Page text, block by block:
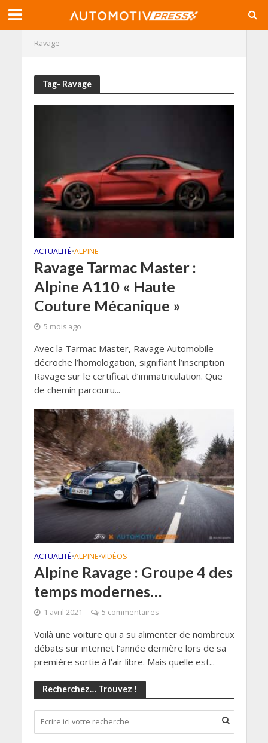
Ravage
Tag- Ravage
ACTUALITÉ•ALPINE
Ravage Tarmac Master :
Alpine A110 « Haute
Couture Mécanique »
5 mois ago
Avec la Tarmac Master, Ravage Automobile
décroche l’homologation, signifiant l’inscription
Ravage sur le certificat d’immatriculation. Que
de chemin parcouru...
ACTUALITÉ•ALPINE•VIDÉOS
Alpine Ravage : Groupe 4 des
temps modernes…
1 avril 2021 5 commentaires
Voilà une voiture qui a su alimenter de nombreux
débats sur internet l’année dernière lors de sa
première sortie à l’air libre. Mais quelle est...
Recherchez… Trouvez !